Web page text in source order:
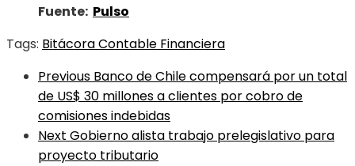
Fuente: Pulso
Tags: Bitácora Contable Financiera
Previous Banco de Chile compensará por un total
de US$ 30 millones a clientes por cobro de
comisiones indebidas
Next Gobierno alista trabajo prelegislativo para
proyecto tributario